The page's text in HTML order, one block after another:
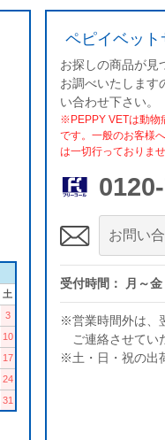
土
3
10
17
24
31
ペピイベット
お探しの商品が見
お調べいたします
い合わせ下さい。
※PEPPY VETは動物
です。一般のお客様
は一切行っておりませ
お問い
受付時間： 月～
※営業時間外は、
ご連絡させてい
※土・日・祝の出